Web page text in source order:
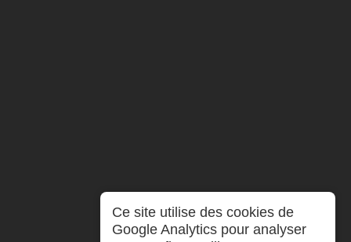
Ce site utilise des cookies de
Google Analytics pour analyser